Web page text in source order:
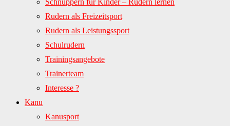
Schnuppern für Kinder – Rudern lernen
Rudern als Freizeitsport
Rudern als Leistungssport
Schulrudern
Trainingsangebote
Trainerteam
Interesse ?
Kanu
Kanusport